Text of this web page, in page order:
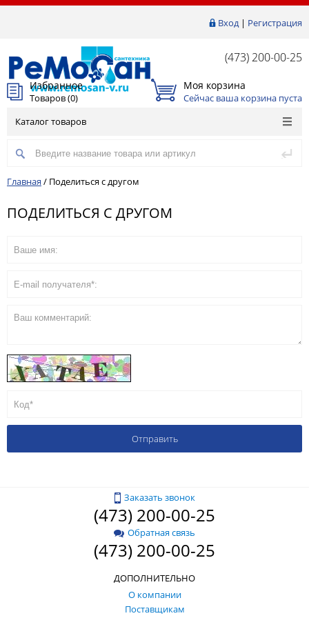
Вход| Регистрация
(473) 200-00-25
Избранное
Товаров (0)
Моя корзина
Сейчас ваша корзина пуста
Каталог товаров
Главная / Поделиться с другом
ПОДЕЛИТЬСЯ С ДРУГОМ
Заказать звонок
(473) 200-00-25
Обратная связь
(473) 200-00-25
ДОПОЛНИТЕЛЬНО
О компании
Поставщикам